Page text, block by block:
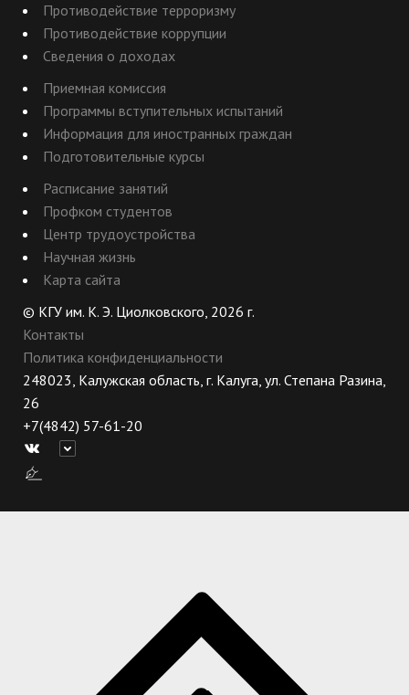
Противодействие терроризму
Противодействие коррупции
Сведения о доходах
Приемная комиссия
Программы вступительных испытаний
Информация для иностранных граждан
Подготовительные курсы
Расписание занятий
Профком студентов
Центр трудоустройства
Научная жизнь
Карта сайта
© КГУ им. К. Э. Циолковского, 2026 г.
Контакты
Политика конфиденциальности
248023, Калужская область, г. Калуга, ул. Степана Разина,
26
+7(4842) 57-61-20